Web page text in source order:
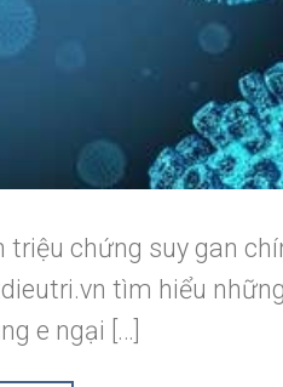
triệu chứng suy gan
tìm hiểu
e ngại […]